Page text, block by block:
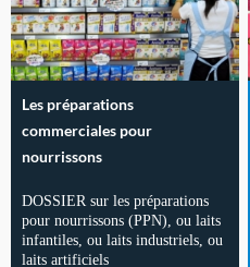
Les préparations
commerciales pour
nourrissons
DOSSIER sur les préparations
pour nourrissons (PPN), ou laits
infantiles, ou laits industriels, ou
laits artificiels